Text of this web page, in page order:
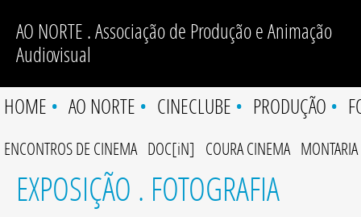
AO NORTE . Associação de Produção e Animação
Audiovisual
HOME • AO NORTE • CINECLUBE • PRODUÇÃO •
ENCONTROS DE CINEMA DOC[iN] COURA CINEMA MONTARIA
EXPOSIÇÃO . FOTOGRAFIA